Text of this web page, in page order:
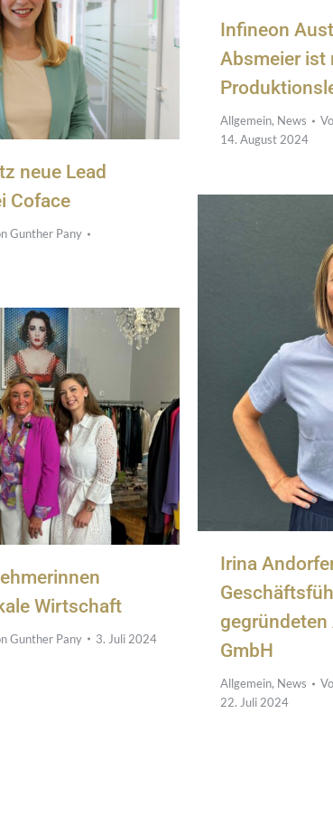
Infineon
Absmeier ist
Allgemein, News
14. August 2024
neue Lead
Coface
Gunther Pany
Irina
gegründeten
GmbH
Allgemein, News
22. Juli 2024
Wirtschaft
Gunther Pany 3. Juli 2024